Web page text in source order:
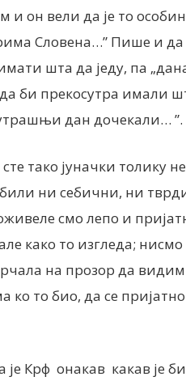
он вели да је то
Словена…” Пише и
шта да једу, па
би прекосутра имали
дан дочекали… ”.
тако јуначки толику
ни себични, ни
смо лепо и
како то изгледа;
на прозор да видим
ко то био, да се
Крф онакав какав је